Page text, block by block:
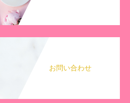
お問い合わせ